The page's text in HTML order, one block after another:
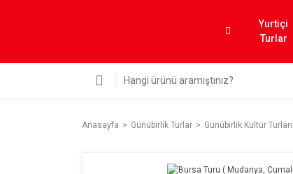
Yurtiçi
Turlar
Anasayfa Günübirlik Turlar Günübirlik Kültür Turları